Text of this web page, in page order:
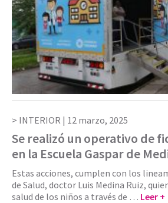
INTERIOR | 12 marzo, 2025
Se realizó un operativo de
en la Escuela Gaspar de
Estas acciones, cumplen con los
de Salud, doctor Luis Medina Ruiz,
salud de los niños a través de … Leer +